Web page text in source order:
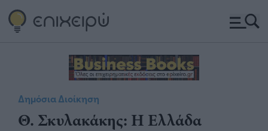
Δημόσια Διοίκηση
Θ. Σκυλακάκης: Η Ελλάδα